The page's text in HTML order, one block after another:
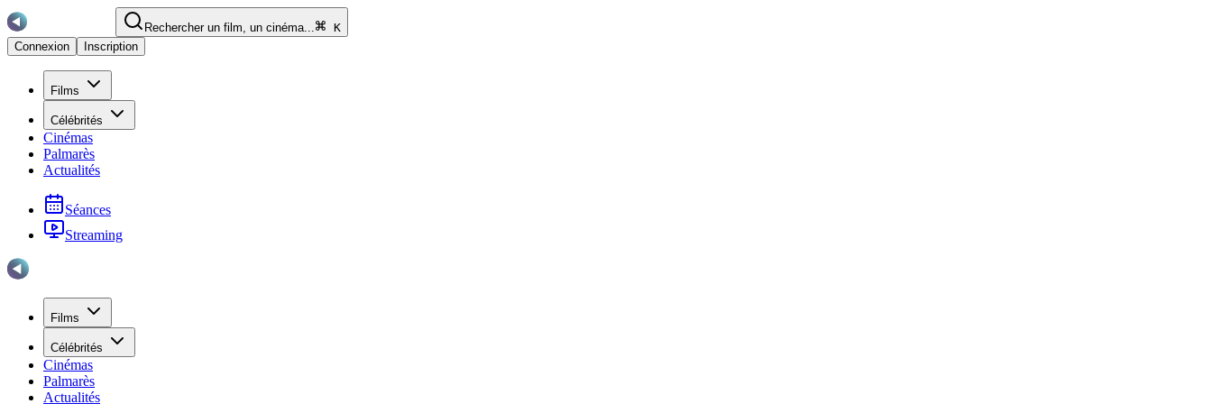
Rechercher un film, un cinéma...
K
Connexion
Inscription
Films
Célébrités
Cinémas
Palmarès
Actualités
Séances
Streaming
Films
Célébrités
Cinémas
Palmarès
Actualités